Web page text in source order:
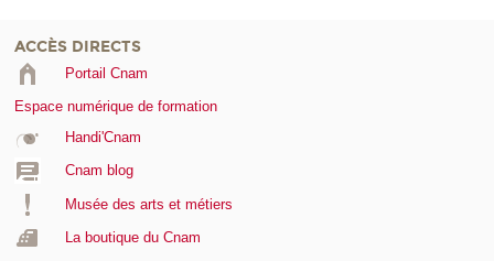
ACCÈS DIRECTS
Portail Cnam
Espace numérique de formation
Handi'Cnam
Cnam blog
Musée des arts et métiers
La boutique du Cnam